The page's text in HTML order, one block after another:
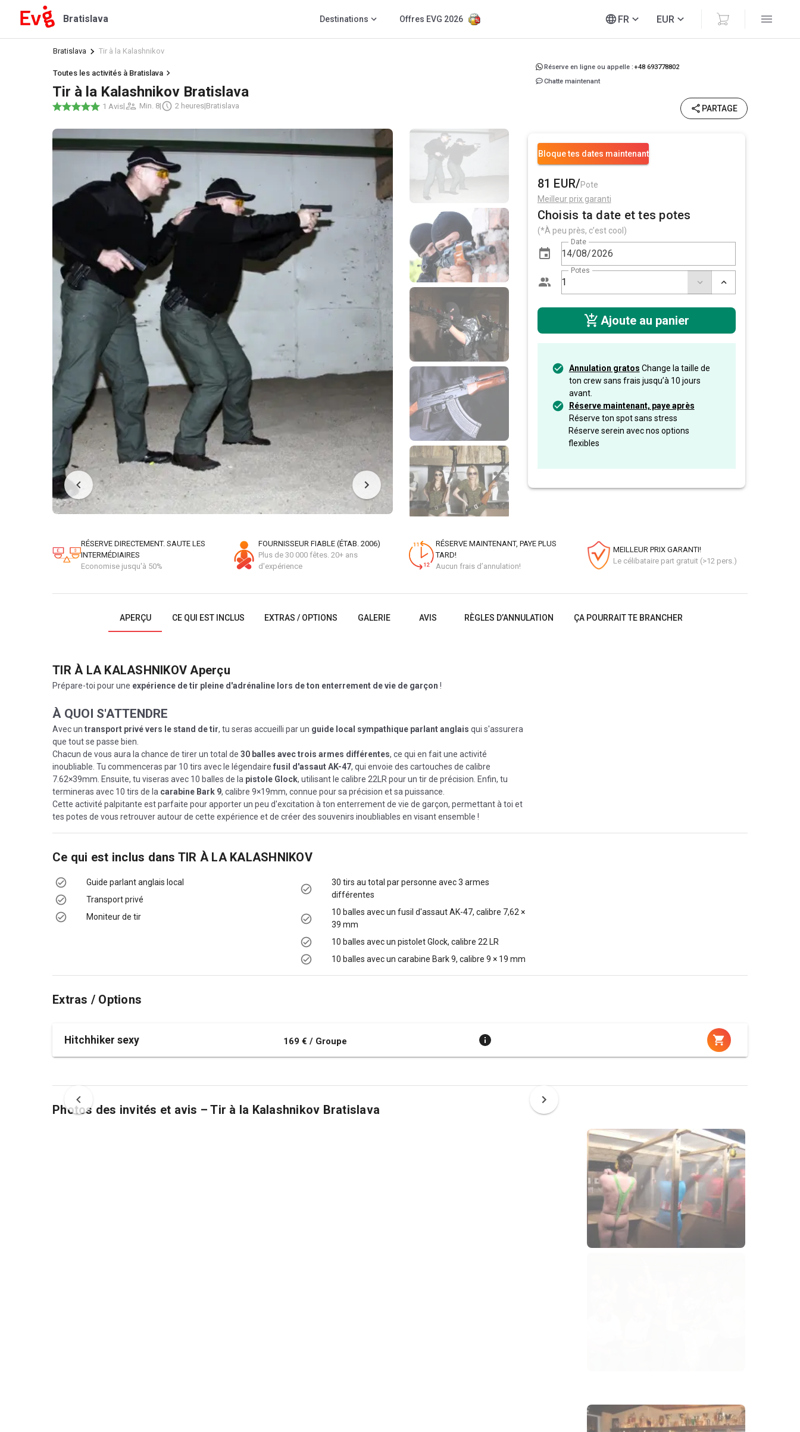
Bratislava Destinations Offres EVG 2026 FR EUR
Bratislava Tir à la Kalashnikov
Toutes les activités à Bratislava
Tir à la Kalashnikov Bratislava
1 Avis| Min. 8| 2 heures|Bratislava
Réserve en ligne ou appelle :+48 693778802
Chatte maintenant
PARTAGE
Bloque tes dates maintenant
81 EUR/Pote
Meilleur prix garanti
Choisis ta date et tes potes
(*À peu près, c’est cool)
Date
Potes
Ajoute au panier
Annulation gratos Change la taille de
ton crew sans frais jusqu’à 10 jours
avant.
Réserve maintenant, paye après
Réserve ton spot sans stress
Réserve serein avec nos options
flexibles
RÉSERVE DIRECTEMENT. SAUTE LES
INTERMÉDIAIRES
Economise jusqu'à 50%
FOURNISSEUR FIABLE (ÉTAB. 2006)
Plus de 30 000 fêtes. 20+ ans
d'expérience
RÉSERVE MAINTENANT, PAYE PLUS
TARD!
Aucun frais d’annulation!
MEILLEUR PRIX GARANTI!
Le célibataire part gratuit (>12 pers.)
APERÇU CE QUI EST INCLUS EXTRAS / OPTIONS GALERIE AVIS RÈGLES D’ANNULATION ÇA POURRAIT TE BRANCHER
TIR À LA KALASHNIKOV Aperçu
Prépare-toi pour une expérience de tir pleine d'adrénaline lors de ton enterrement de vie de garçon !
À QUOI S'ATTENDRE
Avec un transport privé vers le stand de tir, tu seras accueilli par un guide local sympathique parlant anglais qui s'assurera
que tout se passe bien.
Chacun de vous aura la chance de tirer un total de 30 balles avec trois armes différentes, ce qui en fait une activité
inoubliable. Tu commenceras par 10 tirs avec le légendaire fusil d'assaut AK-47, qui envoie des cartouches de calibre
7.62×39mm. Ensuite, tu viseras avec 10 balles de la pistole Glock, utilisant le calibre 22LR pour un tir de précision. Enfin, tu
termineras avec 10 tirs de la carabine Bark 9, calibre 9×19mm, connue pour sa précision et sa puissance.
Cette activité palpitante est parfaite pour apporter un peu d'excitation à ton enterrement de vie de garçon, permettant à toi et
tes potes de vous retrouver autour de cette expérience et de créer des souvenirs inoubliables en visant ensemble !
Ce qui est inclus dans TIR À LA KALASHNIKOV
Guide parlant anglais local
Transport privé
Moniteur de tir
30 tirs au total par personne avec 3 armes
différentes
10 balles avec un fusil d'assaut AK-47, calibre 7,62 ×
39 mm
10 balles avec un pistolet Glock, calibre 22 LR
10 balles avec un carabine Bark 9, calibre 9 × 19 mm
Extras / Options
Hitchhiker sexy 169 € / Groupe
Photos des invités et avis – Tir à la Kalashnikov Bratislava